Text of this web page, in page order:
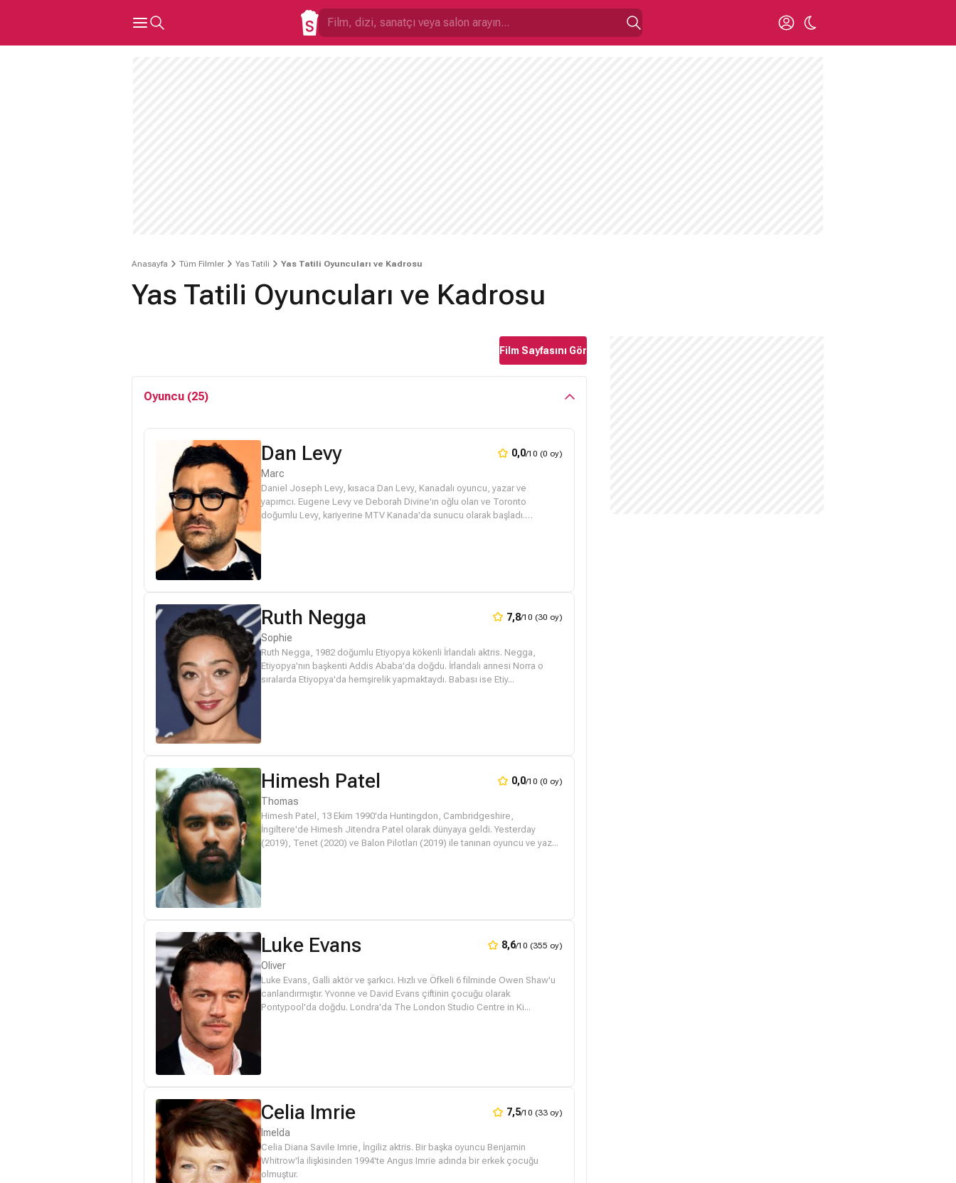
Anasayfa Tüm Filmler Yas Tatili Yas Tatili Oyuncuları ve Kadrosu
Yas Tatili Oyuncuları ve Kadrosu
Film Sayfasını Gör
Oyuncu (25)
Dan Levy 0,0/10 (0 oy)
Marc
Daniel Joseph Levy, kısaca Dan Levy, Kanadalı oyuncu, yazar ve
yapımcı. Eugene Levy ve Deborah Divine'ın oğlu olan ve Toronto
doğumlu Levy, kariyerine MTV Kanada'da sunucu olarak başladı.
Ruth Negga 7,8/10 (30 oy)
Sophie
Ruth Negga, 1982 doğumlu Etiyopya kökenli İrlandalı aktris. Negga,
Etiyopya'nın başkenti Addis Ababa'da doğdu. İrlandalı annesi Norra o
sıralarda Etiyopya'da hemşirelik yapmaktaydı. Babası ise Etiy...
Himesh Patel 0,0/10 (0 oy)
Thomas
Himesh Patel, 13 Ekim 1990'da Huntingdon, Cambridgeshire,
İngiltere'de Himesh Jitendra Patel olarak dünyaya geldi. Yesterday
(2019), Tenet (2020) ve Balon Pilotları (2019) ile tanınan oyuncu ve yaz...
Luke Evans 8,6/10 (355 oy)
Oliver
Luke Evans, Galli aktör ve şarkıcı. Hızlı ve Öfkeli 6 filminde Owen Shaw'u
canlandırmıştır. Yvonne ve David Evans çiftinin çocuğu olarak
Pontypool'da doğdu. Londra'da The London Studio Centre in Ki...
Celia Imrie 7,5/10 (33 oy)
Imelda
Celia Diana Savile Imrie, İngiliz aktris. Bir başka oyuncu Benjamin
Whitrow'la ilişkisinden 1994'te Angus Imrie adında bir erkek çocuğu
olmuştur.